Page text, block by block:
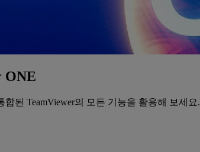
ONE
합된 TeamViewer의 모든 기능을 활용해 보세요.